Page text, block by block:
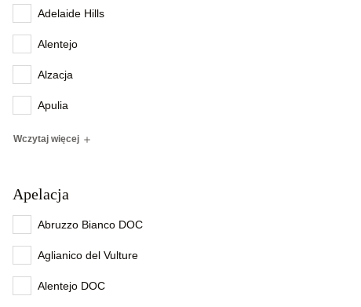
Adelaide Hills
Alentejo
Alzacja
Apulia
Wczytaj więcej
Apelacja
Abruzzo Bianco DOC
Aglianico del Vulture
Alentejo DOC